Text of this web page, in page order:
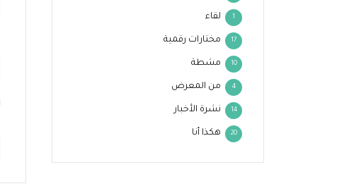
لقاء 1
مختارات رقمية 17
مشطة 10
من المعرض 4
نشرة الأخبار 14
هكذا أنا 20